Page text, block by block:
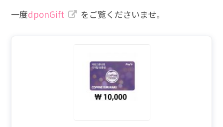
一度dponGift をご覧くださいませ。